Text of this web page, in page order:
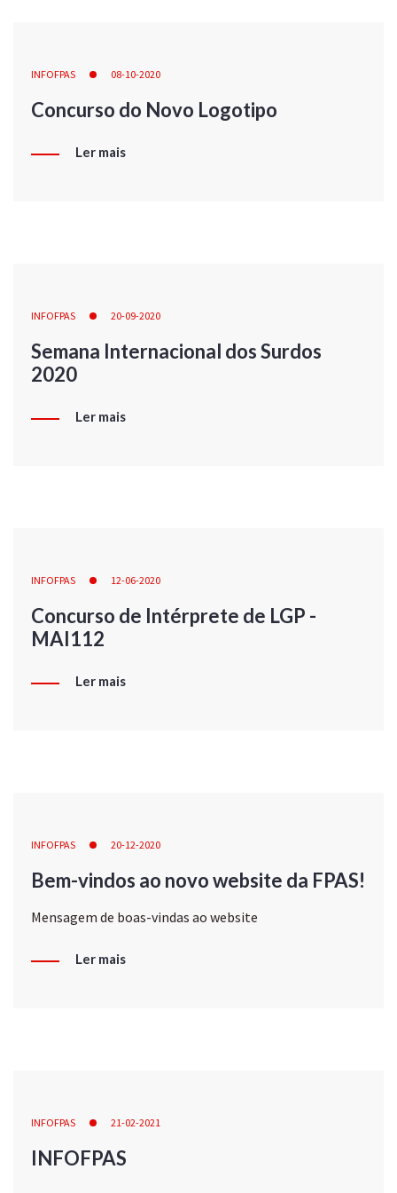
INFOFPAS 08-10-2020
Concurso do Novo Logotipo
Ler mais
INFOFPAS 20-09-2020
Semana Internacional dos Surdos
2020
Ler mais
INFOFPAS 12-06-2020
Concurso de Intérprete de LGP -
MAI112
Ler mais
INFOFPAS 20-12-2020
Bem-vindos ao novo website da FPAS!
Mensagem de boas-vindas ao website
Ler mais
INFOFPAS 21-02-2021
INFOFPAS